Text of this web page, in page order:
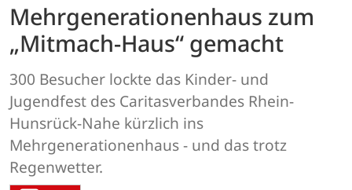
Mehrgenerationenhaus zum
„Mitmach-Haus“ gemacht
300 Besucher lockte das Kinder- und
Jugendfest des Caritasverbandes Rhein-
Hunsrück-Nahe kürzlich ins
Mehrgenerationenhaus - und das trotz
Regenwetter.